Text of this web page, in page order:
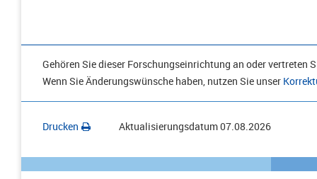
Gehören Sie dieser Forschungseinrichtung an oder vertreten
Wenn Sie Änderungswünsche haben, nutzen Sie unser
Drucken Aktualisierungsdatum07.08.2026